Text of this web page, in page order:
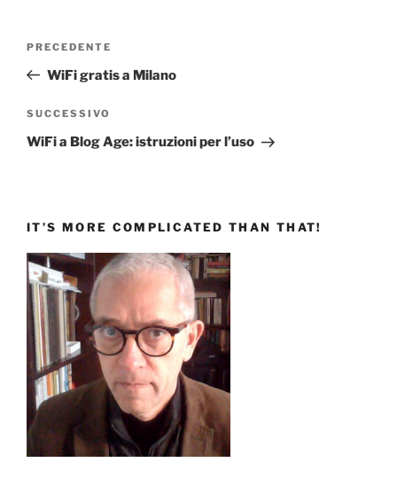
Articolo
precedente:
PRECEDENTE
WiFi gratis a Milano
Articolo
successivo
SUCCESSIVO
WiFi a Blog Age: istruzioni per l’uso
IT’S MORE COMPLICATED THAN THAT!